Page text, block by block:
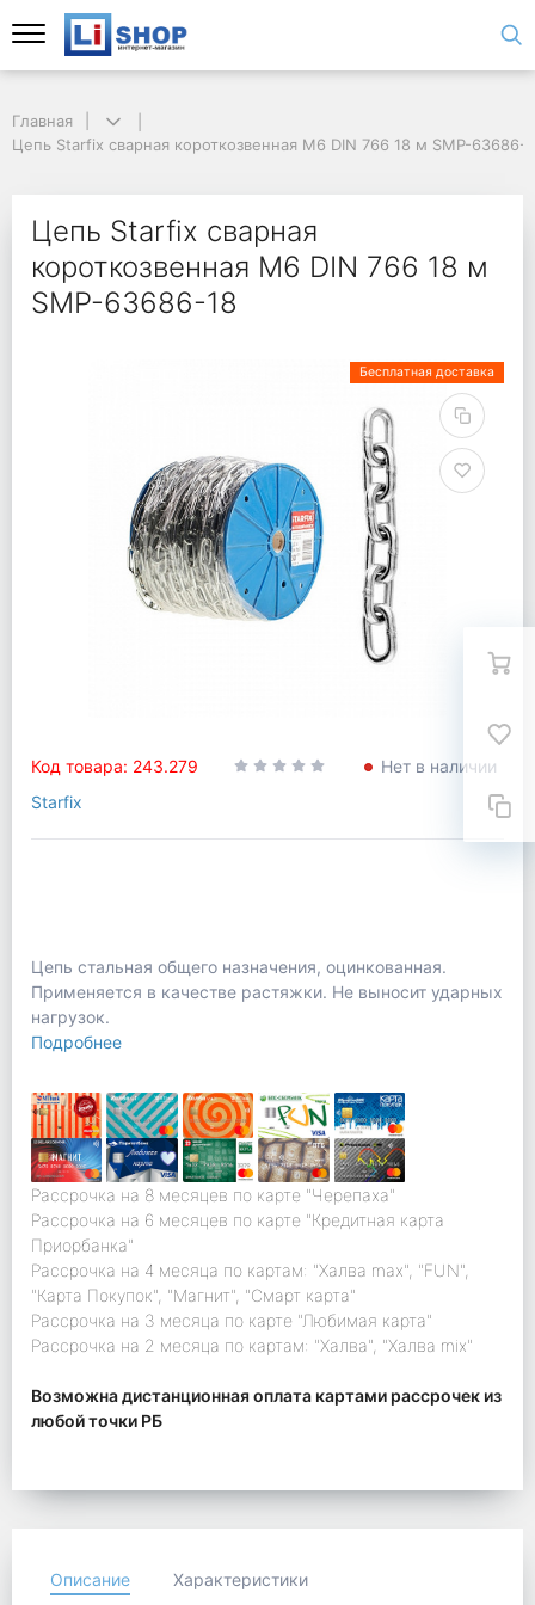
Главная
Цепь Starfix сварная короткозвенная М6 DIN 766 18 м SMP-63686-
Цепь Starfix сварная
короткозвенная М6 DIN 766 18 м
SMP-63686-18
Бесплатная доставка
Код товара: 243.279
Нет в наличии
Starfix
Цепь стальная общего назначения, оцинкованная.
Применяется в качестве растяжки. Не выносит ударных
нагрузок.
Подробнее
Рассрочка на 8 месяцев по карте "Черепаха"
Рассрочка на 6 месяцев по карте "Кредитная карта
Приорбанка"
Рассрочка на 4 месяца по картам: "Халва max", "FUN",
"Карта Покупок", "Магнит", "Смарт карта"
Рассрочка на 3 месяца по карте "Любимая карта"
Рассрочка на 2 месяца по картам: "Халва", "Халва mix"
Возможна дистанционная оплата картами рассрочек из
любой точки РБ
Описание Характеристики